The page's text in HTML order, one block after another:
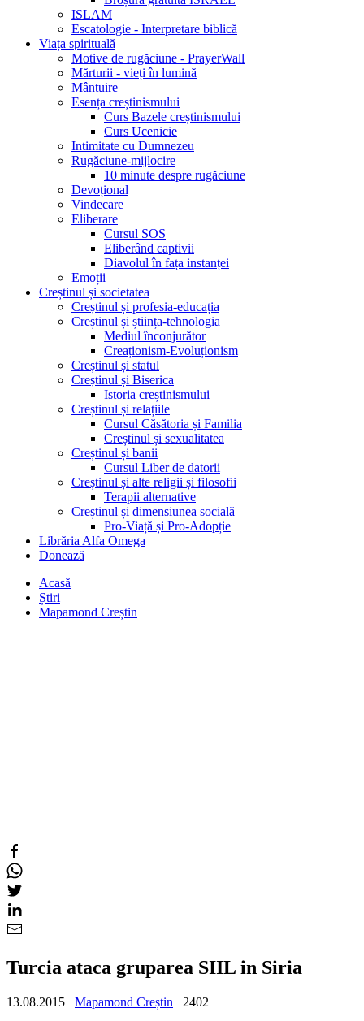
ISLAM
Escatologie - Interpretare biblică
Viața spirituală
Motive de rugăciune - PrayerWall
Mărturii - vieți în lumină
Mântuire
Esența creștinismului
Curs Bazele creștinismului
Curs Ucenicie
Intimitate cu Dumnezeu
Rugăciune-mijlocire
10 minute despre rugăciune
Devoțional
Vindecare
Eliberare
Cursul SOS
Eliberând captivii
Diavolul în fața instanței
Emoții
Creștinul și societatea
Creștinul și profesia-educația
Creștinul și știința-tehnologia
Mediul înconjurător
Creaționism-Evoluționism
Creștinul și statul
Creștinul și Biserica
Istoria creștinismului
Creștinul și relațiile
Cursul Căsătoria și Familia
Creștinul și sexualitatea
Creștinul și banii
Cursul Liber de datorii
Creștinul și alte religii și filosofii
Terapii alternative
Creștinul și dimensiunea socială
Pro-Viață și Pro-Adopție
Librăria Alfa Omega
Donează
Acasă
Știri
Mapamond Creștin
Turcia ataca gruparea SIIL in Siria
13.08.2015 Mapamond Creștin
2402